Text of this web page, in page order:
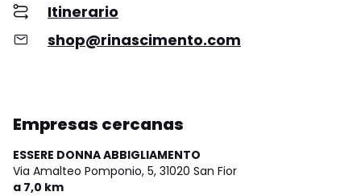
Itinerario
shop@rinascimento.com
Empresas cercanas
ESSERE DONNA ABBIGLIAMENTO
Via Amalteo Pomponio, 5, 31020 San Fior
a 7,0 km